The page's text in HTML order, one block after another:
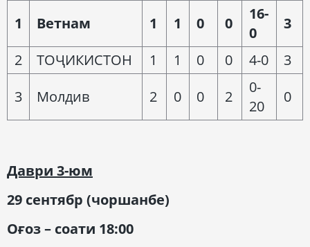
1 Ветнам 1 1 0 0
16-
0
3
2
ТОҶИКИСТОН 1 1 0 0 4-0
3
3
Молдив 2 0 0 2
0-
20
0
Даври 3-юм
29 сентябр (чоршанбе)
Оғоз – соати 18:00